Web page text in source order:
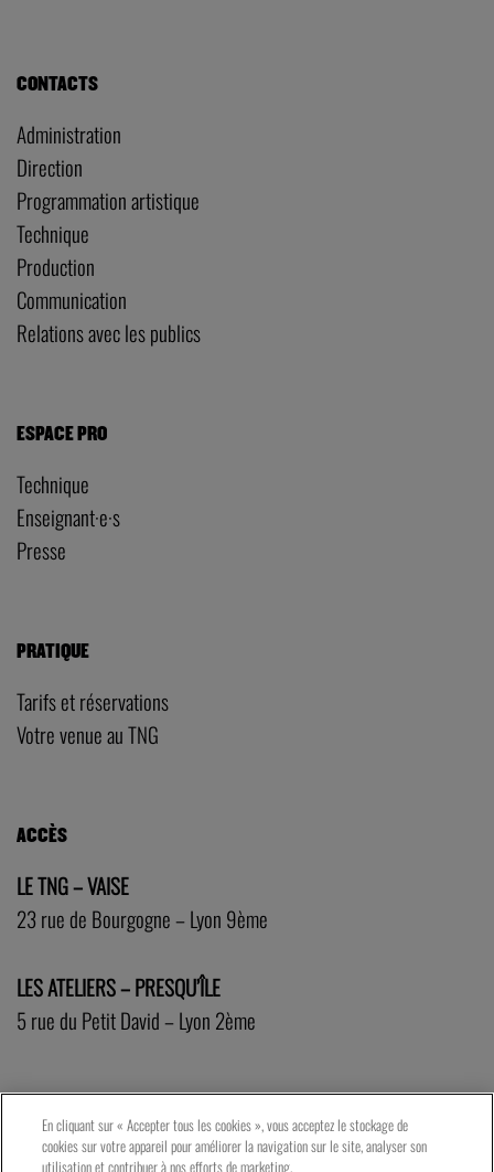
CONTACTS
Administration
Direction
Programmation artistique
Technique
Production
Communication
Relations avec les publics
ESPACE PRO
Technique
Enseignant·e·s
Presse
PRATIQUE
Tarifs et réservations
Votre venue au TNG
ACCÈS
LE TNG – VAISE
23 rue de Bourgogne – Lyon 9ème
LES ATELIERS – PRESQU’ÎLE
5 rue du Petit David – Lyon 2ème
En cliquant sur « Accepter tous les cookies », vous acceptez le stockage de
cookies sur votre appareil pour améliorer la navigation sur le site, analyser son
utilisation et contribuer à nos efforts de marketing.